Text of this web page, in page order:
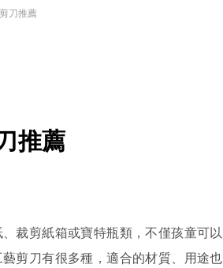
刀推薦
推薦
裁剪紙箱或寶特瓶類，不僅孩童可以
剪刀有很多種，適合的材質、用途也